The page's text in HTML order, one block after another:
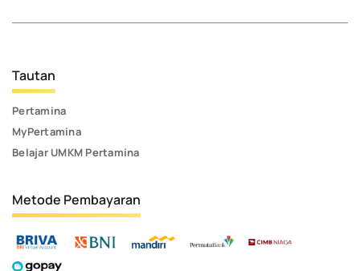
Tautan
Pertamina
MyPertamina
Belajar UMKM Pertamina
Metode Pembayaran